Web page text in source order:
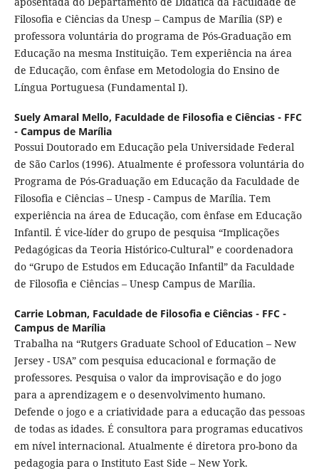
Filosofia e Ciências da Unesp – Campus de Marília (SP) e
professora voluntária do programa de Pós-Graduação em
Educação na mesma Instituição. Tem experiência na área
de Educação, com ênfase em Metodologia do Ensino de
Língua Portuguesa (Fundamental I).
Suely Amaral Mello, Faculdade de Filosofia e Ciências - FFC
- Campus de Marília
Possui Doutorado em Educação pela Universidade Federal
de São Carlos (1996). Atualmente é professora voluntária do
Programa de Pós-Graduação em Educação da Faculdade de
Filosofia e Ciências – Unesp - Campus de Marília. Tem
experiência na área de Educação, com ênfase em Educação
Infantil. É vice-líder do grupo de pesquisa “Implicações
Pedagógicas da Teoria Histórico-Cultural” e coordenadora
do “Grupo de Estudos em Educação Infantil” da Faculdade
de Filosofia e Ciências – Unesp Campus de Marília.
Carrie Lobman, Faculdade de Filosofia e Ciências - FFC -
Campus de Marília
Trabalha na “Rutgers Graduate School of Education – New
Jersey - USA” com pesquisa educacional e formação de
professores. Pesquisa o valor da improvisação e do jogo
para a aprendizagem e o desenvolvimento humano.
Defende o jogo e a criatividade para a educação das pessoas
de todas as idades. É consultora para programas educativos
em nível internacional. Atualmente é diretora pro-bono da
pedagogia para o Instituto East Side – New York.